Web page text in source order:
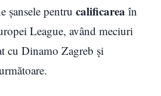
șansele pentru calificarea în
League, având meciuri
cu Dinamo Zagreb și